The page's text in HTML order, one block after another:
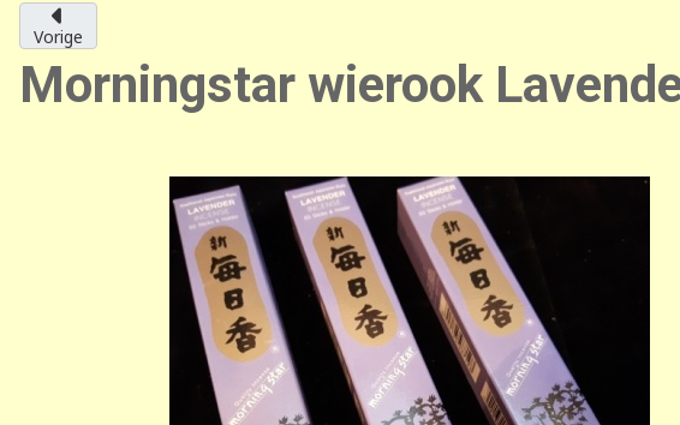
Vorige
Morningstar wierook